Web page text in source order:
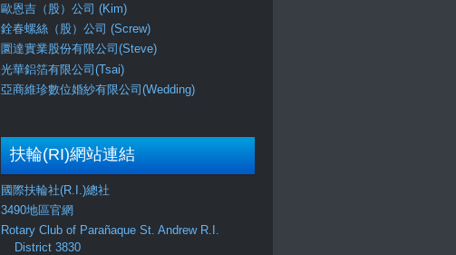
歐恩吉（股）公司 (Kim)
銓春螺絲（股）公司 (Screw)
圜達實業股份有限公司(Steve)
光華鋁箔有限公司(Tsai)
亞商維珍數位婚紗有限公司(Wedding)
扶輪(RI)網站連結
國際扶輪社(R.I.)總社
3490地區官網
Rotary Club of Parañaque St. Andrew R.I.
District 3830